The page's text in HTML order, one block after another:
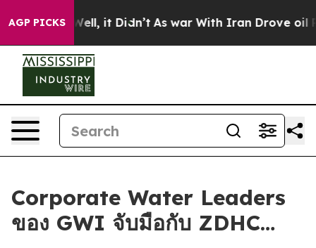
AGP PICKS
40%. Well, it Didn’t As war With Iran Drove oil
Corporate Water Leaders
ของ GWI จับมือกับ ZDHC…